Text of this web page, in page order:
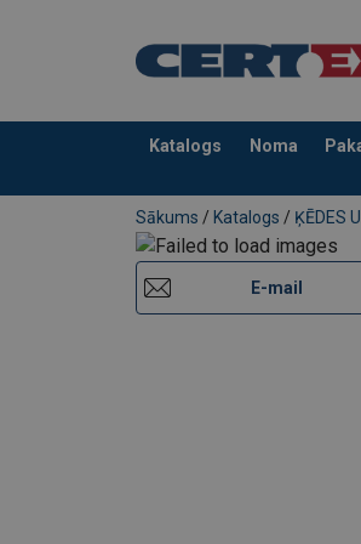
Katalogs Noma
Pievienots jūsu
Sākums / Katalogs / ĶĒDES
E-mail